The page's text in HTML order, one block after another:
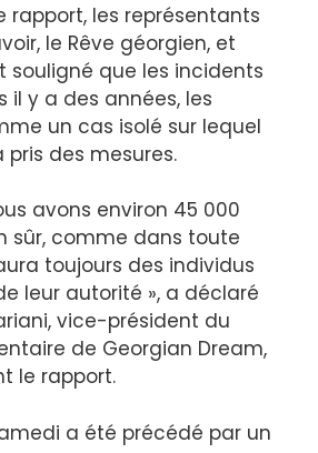
rapport, les représentants
le Rêve géorgien, et
souligné que les incidents
il y a des années, les
un cas isolé sur lequel
pris des mesures.
avons environ 45 000
sûr, comme dans toute
toujours des individus
leur autorité », a déclaré
vice-président du
de Georgian Dream,
le rapport.
a été précédé par un